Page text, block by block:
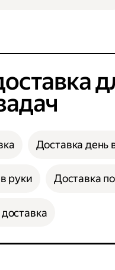
Доставка день
руки Доставка